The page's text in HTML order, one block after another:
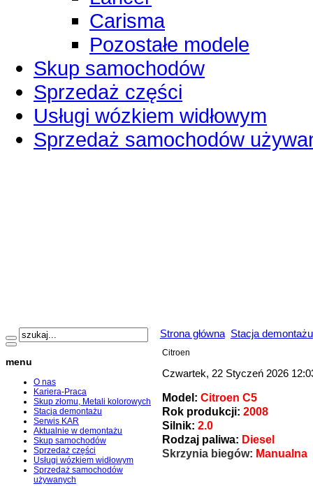
Carisma
Pozostałe modele
Skup samochodów
Sprzedaż części
Usługi wózkiem widłowym
Sprzedaż samochodów
menu
O nas
Kariera-Praca
Skup złomu, Metali kolorowych
Stacja demontażu
Serwis KAR
Aktualnie w demontażu
Skup samochodów
Sprzedaż części
Usługi wózkiem widłowym
Sprzedaż samochodów
używanych
Strona główna Stacja demontażu
Citroen
Czwartek, 22 Styczeń 2026
Model: Citroen C5
Rok produkcji: 2008
Silnik: 2.0
Rodzaj paliwa: Diesel
Skrzynia biegów: Manualna